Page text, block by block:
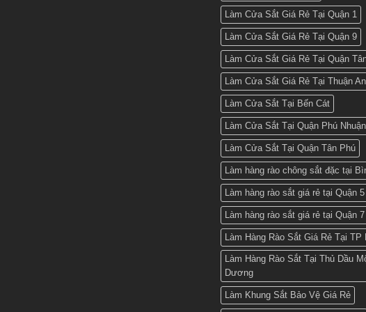
Làm Cửa Sắt Giá Rẻ Tại Quận 1
Làm Cửa Sắt Giá Rẻ Tại Quận 9
Làm Cửa Sắt Giá Rẻ Tại Quận
Làm Cửa Sắt Giá Rẻ Tại Thuận An
Làm Cửa Sắt Tại Bến Cát
Làm Cửa Sắt Tại Quận Phú Nhuận
Làm Cửa Sắt Tại Quận Tân Phú
Làm hàng rào chông sắt đặc tại
Làm hàng rào sắt giá rẻ tại Quận 5
Làm hàng rào sắt giá rẻ tại Quận 7
Làm Hàng Rào Sắt Giá Rẻ Tại TP
Làm Hàng Rào Sắt Tại Thủ Dầu
Dương
Làm Khung Sắt Bảo Vệ Giá Rẻ